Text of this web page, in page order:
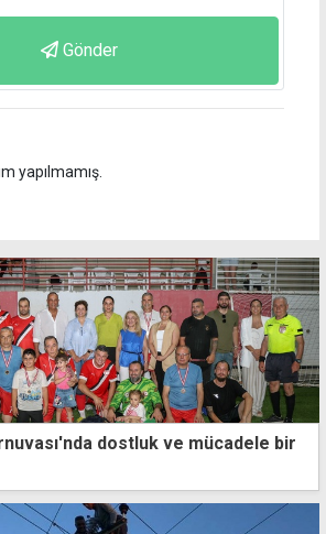
Gönder
yapılmamış.
dostluk ve mücadele bir